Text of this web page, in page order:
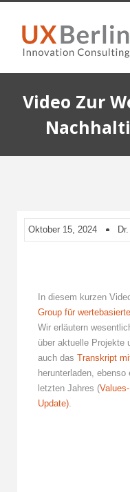
Video Zur
Oktober 15, 2024
In diesem kurzen
Group für
Wir erläutern
über aktuelle Projekte
auch das Transkript
herunterladen, ebenso
letzten Jahres (
Update).